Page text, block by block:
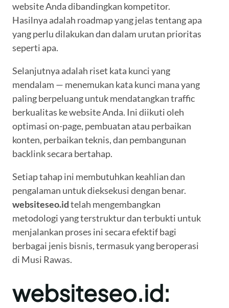
website Anda dibandingkan kompetitor.
Hasilnya adalah roadmap yang jelas tentang apa
yang perlu dilakukan dan dalam urutan prioritas
seperti apa.
Selanjutnya adalah riset kata kunci yang
mendalam — menemukan kata kunci mana yang
paling berpeluang untuk mendatangkan traffic
berkualitas ke website Anda. Ini diikuti oleh
optimasi on-page, pembuatan atau perbaikan
konten, perbaikan teknis, dan pembangunan
backlink secara bertahap.
Setiap tahap ini membutuhkan keahlian dan
pengalaman untuk dieksekusi dengan benar.
websiteseo.idtelah mengembangkan
metodologi yang terstruktur dan terbukti untuk
menjalankan proses ini secara efektif bagi
berbagai jenis bisnis, termasuk yang beroperasi
di Musi Rawas.
websiteseo.id: